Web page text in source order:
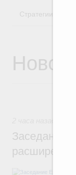
Стратегии
Заседание